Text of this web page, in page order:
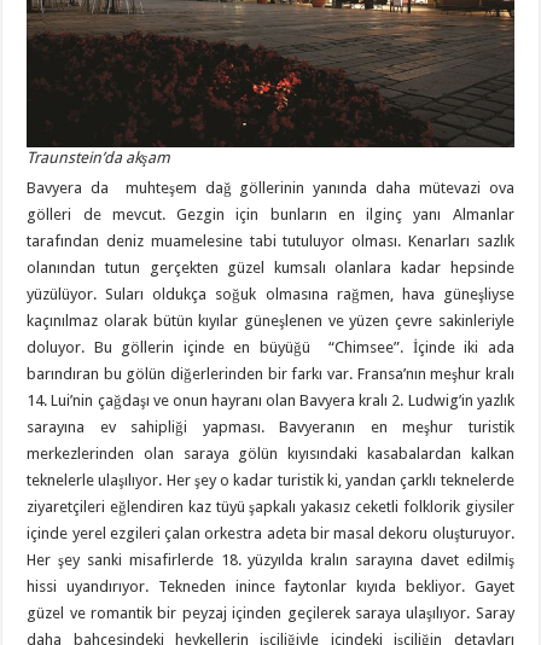
Traunstein’da akşam
Bavyera da muhteşem dağ göllerinin yanında daha mütevazi ova
gölleri de mevcut. Gezgin için bunların en ilginç yanı Almanlar
tarafından deniz muamelesine tabi tutuluyor olması. Kenarları sazlık
olanından tutun gerçekten güzel kumsalı olanlara kadar hepsinde
yüzülüyor. Suları oldukça soğuk olmasına rağmen, hava güneşliyse
kaçınılmaz olarak bütün kıyılar güneşlenen ve yüzen çevre sakinleriyle
doluyor. Bu göllerin içinde en büyüğü “Chimsee”. İçinde iki ada
barındıran bu gölün diğerlerinden bir farkı var. Fransa’nın meşhur kralı
14. Lui’nin çağdaşı ve onun hayranı olan Bavyera kralı 2. Ludwig’in yazlık
sarayına ev sahipliği yapması. Bavyeranın en meşhur turistik
merkezlerinden olan saraya gölün kıyısındaki kasabalardan kalkan
teknelerle ulaşılıyor. Her şey o kadar turistik ki, yandan çarklı teknelerde
ziyaretçileri eğlendiren kaz tüyü şapkalı yakasız ceketli folklorik giysiler
içinde yerel ezgileri çalan orkestra adeta bir masal dekoru oluşturuyor.
Her şey sanki misafirlerde 18. yüzyılda kralın sarayına davet edilmiş
hissi uyandırıyor. Tekneden inince faytonlar kıyıda bekliyor. Gayet
güzel ve romantik bir peyzaj içinden geçilerek saraya ulaşılıyor. Saray
daha bahçesindeki heykellerin işçiliğiyle içindeki işçiliğin detayları